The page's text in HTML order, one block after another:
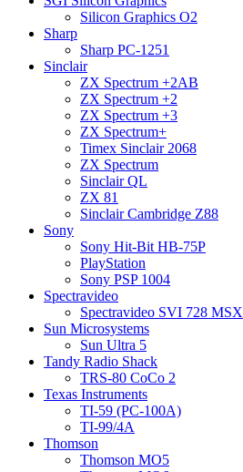
Silicon Graphics O2
Sharp
Sharp PC-1251
Sinclair
ZX Spectrum +2AB
ZX Spectrum +2
ZX Spectrum +3
ZX Spectrum+
Timex Sinclair 2068
ZX Spectrum
Sinclair QL
ZX 81
Sinclair Cambridge Z88
Sony
Sony Hit-Bit HB-75P
PlayStation
Sony PSP 1004
Spectravideo
Spectravideo SVI 728 MSX
Sun Microsystems
Sun Ultra 5
Tandy Radio Shack
TRS-80 CoCo 2
Texas Instruments
TI-59 (PC-100A)
TI-99/4A
Thomson
Thomson MO5